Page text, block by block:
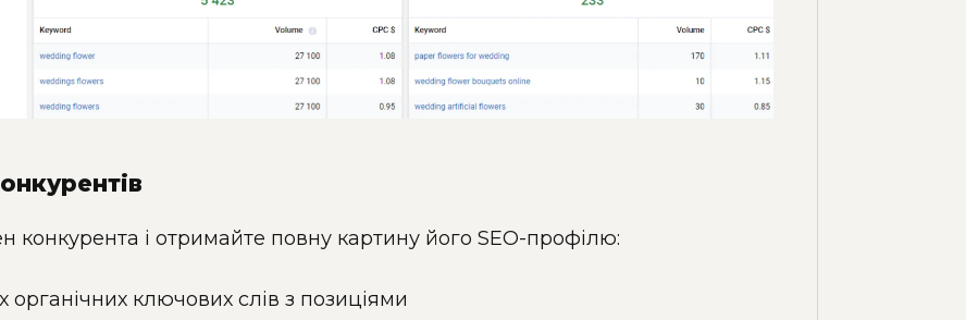
конкурента і отримайте повну картину його SEO-профілю:
органічних ключових слів з позиціями